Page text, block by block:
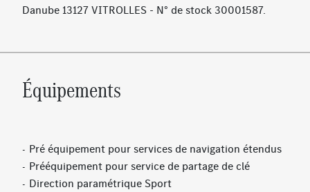
Danube 13127 VITROLLES - N° de stock 30001587.
Équipements
Pré équipement pour services de navigation étendus
Prééquipement pour service de partage de clé
Direction paramétrique Sport